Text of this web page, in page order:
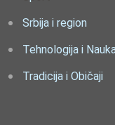
Srbija i region
Tehnologija i
Tradicija i Običaji